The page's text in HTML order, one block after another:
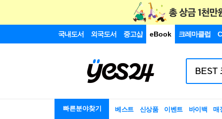
국내도서 외국도서 중고샵 eBook 크레마클럽
빠른분야찾기 베스트 신상품 이벤트 바이백 매